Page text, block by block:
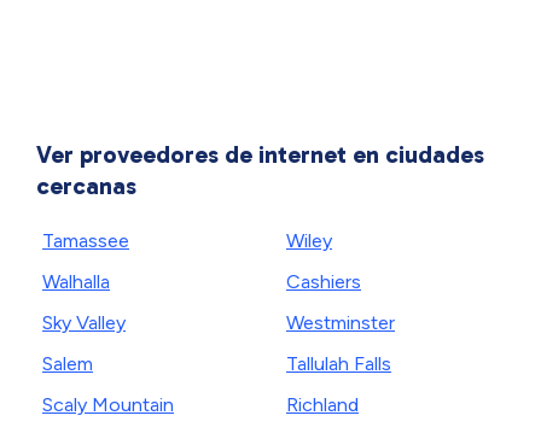
Ver proveedores de internet en ciudades
cercanas
Tamassee
Walhalla
Sky Valley
Salem
Scaly Mountain
Wiley
Cashiers
Westminster
Tallulah Falls
Richland